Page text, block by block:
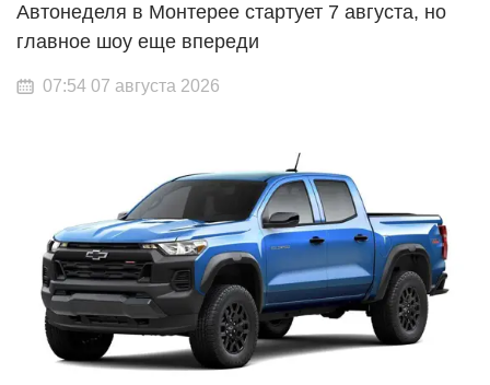
Автонеделя в Монтерее стартует 7 августа, но
главное шоу еще впереди
07:54 07 августа 2026